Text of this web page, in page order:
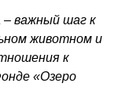
важный шаг к
животном и
к
«Озеро